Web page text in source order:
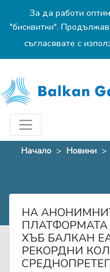
За да работи
"бисквитки".
съгласявате с
Начало > Новини >
НА
ПЛАТФОРМАТА
ХЪБ БАЛКАН
РЕКОРДНИ